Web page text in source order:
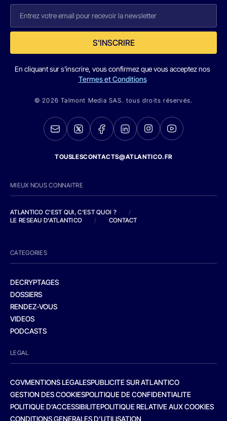
S'INSCRIRE
En cliquant sur s'inscrire, vous confirmez que vous acceptez nos
Termes et Conditions
© 2026 Talmont Media SAS. tous droits réservés.
TOUSLESCONTACTS@ATLANTICO.FR
MIEUX NOUS CONNAITRE
ATLANTICO C'EST QUI, C'EST QUOI ?
/
LE RESEAU D'ATLANTICO
/ CONTACT
CATEGORIES
DECRYPTAGES
DOSSIERS
RENDEZ-VOUS
VIDEOS
PODCASTS
LEGAL
CGVMENTIONS LEGALESPUBLICITE SUR ATLANTICO
GESTION DES COOKIESPOLITIQUE DE CONFIDENTIALITE
POLITIQUE D’ACCESSIBILITEPOLITIQUE RELATIVE AUX COOKIES
CONDITIONS GENERALES D’UTILISATION